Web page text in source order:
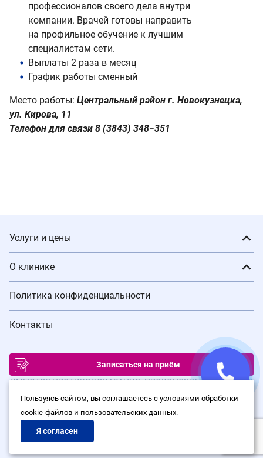
профессионалов своего дела внутри
компании. Врачей готовы направить
на профильное обучение к лучшим
специалистам сети.
Выплаты 2 раза в месяц
График работы сменный
Место работы: Центральный район г. Новокузнецка,
ул. Кирова, 11
Телефон для связи 8 (3843) 348−351
Услуги и цены
О клинике
Политика конфиденциальности
Контакты
Записаться на приём
ИМЕЮТСЯ ПРОТИВОПОКАЗАНИЯ. ПРОКОНСУЛЬТИРУЙТЕСЬ С
© Сеть клиник лазерной хирургии «Варикоза нет», 2026
Политика конфиденциальности
Пользуясь сайтом, вы соглашаетесь с условиями обработки
cookie-файлов и пользовательских данных.
Я согласен